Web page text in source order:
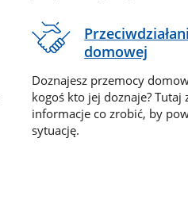
domowej
Doznajesz przemocy
kogoś kto jej doznaje? Tutaj
informacje co zrobić, by
sytuację.